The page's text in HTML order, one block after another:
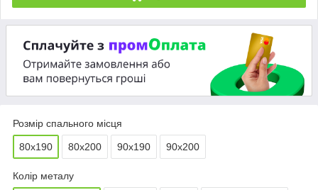
Розмір спального місця
80х190 80х200 90х190 90х200
Колір металу